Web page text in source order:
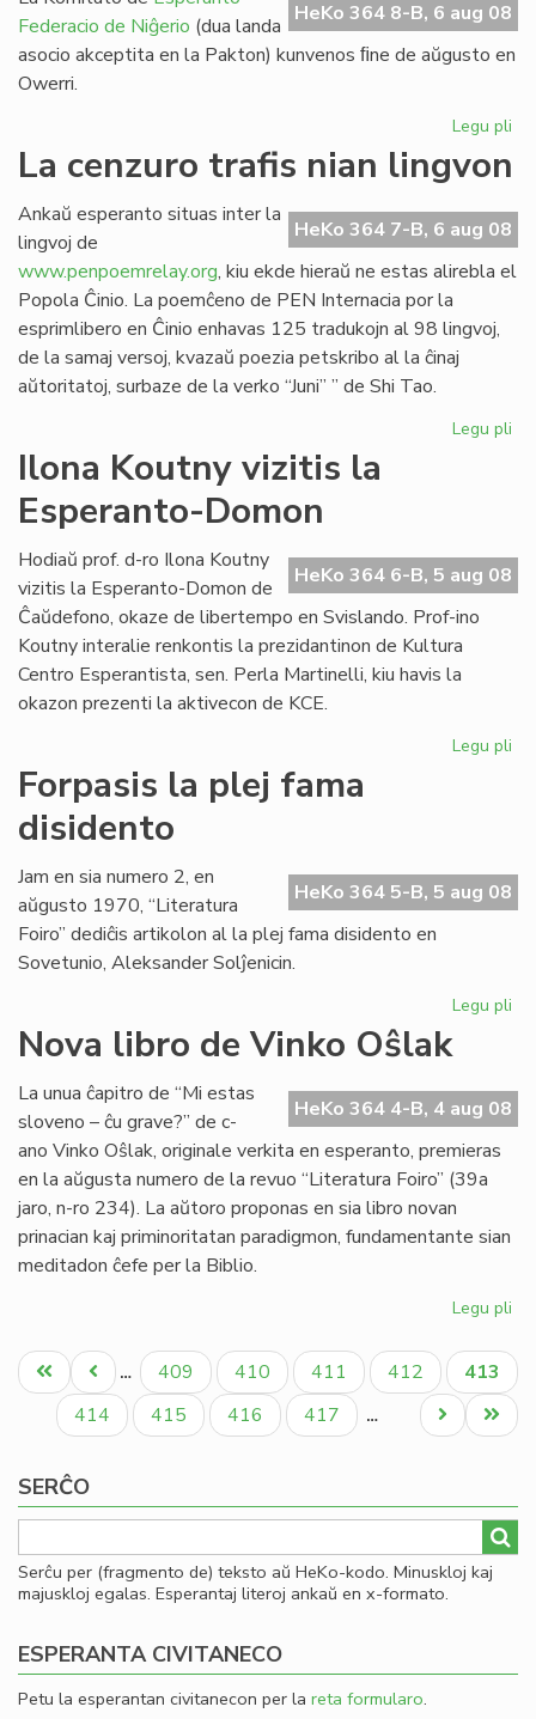
HeKo 364 8-B, 6 aug 08
Federacio de Niĝerio (dua landa
asocio akceptita en la Pakton) kunvenos ﬁne de aŭgusto en
Owerri.
Legu pli
La cenzuro trafis nian lingvon
HeKo 364 7-B, 6 aug 08
Ankaŭ esperanto situas inter la
lingvoj de
www.penpoemrelay.org, kiu ekde hieraŭ ne estas alirebla el
Popola Ĉinio. La poemĉeno de PEN Internacia por la
esprimlibero en Ĉinio enhavas 125 tradukojn al 98 lingvoj,
de la samaj versoj, kvazaŭ poezia petskribo al la ĉinaj
aŭtoritatoj, surbaze de la verko “Juni” ” de Shi Tao.
Legu pli
Ilona Koutny vizitis la
Esperanto-Domon
HeKo 364 6-B, 5 aug 08
Hodiaŭ prof. d-ro Ilona Koutny
vizitis la Esperanto-Domon de
Ĉaŭdefono, okaze de libertempo en Svislando. Prof-ino
Koutny interalie renkontis la prezidantinon de Kultura
Centro Esperantista, sen. Perla Martinelli, kiu havis la
okazon prezenti la aktivecon de KCE.
Legu pli
Forpasis la plej fama
disidento
HeKo 364 5-B, 5 aug 08
Jam en sia numero 2, en
aŭgusto 1970, “Literatura
Foiro” dediĉis artikolon al la plej fama disidento en
Sovetunio, Aleksander Solĵenicin.
Legu pli
Nova libro de Vinko Oŝlak
HeKo 364 4-B, 4 aug 08
La unua ĉapitro de “Mi estas
sloveno – ĉu grave?” de c-
ano Vinko Oŝlak, originale verkita en esperanto, premieras
en la aŭgusta numero de la revuo “Literatura Foiro” (39a
jaro, n-ro 234). La aŭtoro proponas en sia libro novan
prinacian kaj priminoritatan paradigmon, fundamentante sian
meditadon ĉefe per la Biblio.
Legu pli
de
Pagination
Unua
paĝo
Antaŭa
paĝo
… Paĝo
409 Paĝo
410 Paĝo
411 Paĝo
412
Aktuala
paĝo
413
Paĝo
414 Paĝo
415 Paĝo
416 Paĝo
417 …
Last
page
Next
page
SERĈO
Serĉu per (fragmento de) teksto aŭ HeKo-kodo. Minuskloj kaj
majuskloj egalas. Esperantaj literoj ankaŭ en x-formato.
ESPERANTA CIVITANECO
Petu la esperantan civitanecon per la reta formularo.